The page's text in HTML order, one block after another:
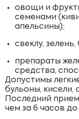
овощи и
семенами
апельсины);
свеклу,
препараты
средства,
Допустимы
бульоны, кисели,
Последний
чем за 6 часов